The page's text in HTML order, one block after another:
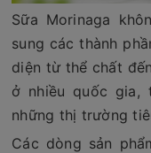
Sữa Morinaga
sung các thành
diện từ thể chất
ở nhiều quốc gia,
những thị trường
Các dòng sản